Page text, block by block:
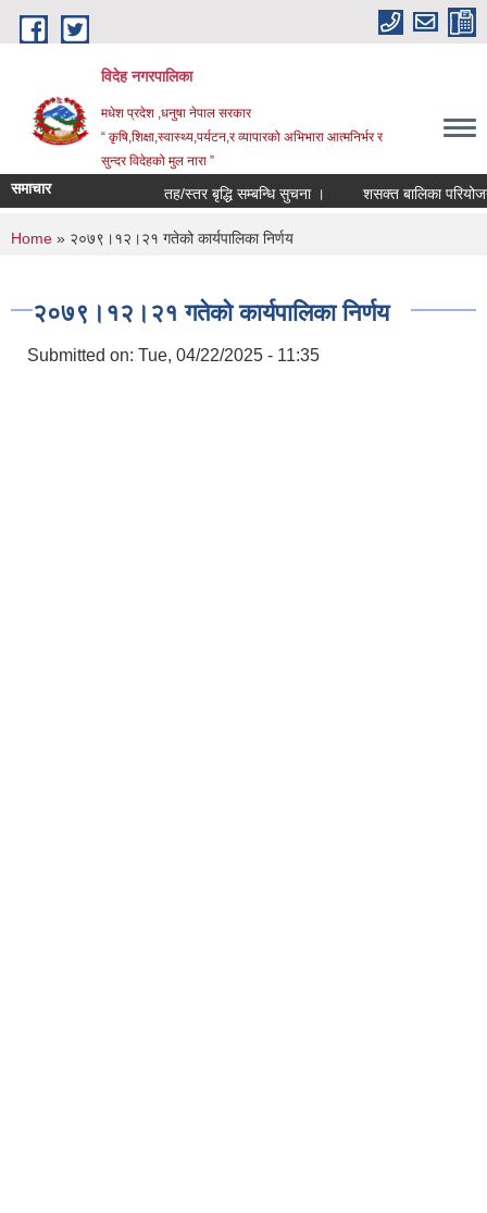
Skip to main content
विदेह नगरपालिका
मधेश प्रदेश ,धनुषा नेपाल सरकार
“ कृषि,शिक्षा,स्वास्थ्य,पर्यटन,र व्यापारको अभिभारा आत्मनिर्भर र
सुन्दर विदेहको मुल नारा ”
समाचार तह/स्तर बृद्धि सम्बन्धि सुचना । शसक्त बालिका
You are here
Home » २०७९।१२।२१ गतेको कार्यपालिका निर्णय
२०७९।१२।२१ गतेको कार्यपालिका निर्णय
Submitted on: Tue, 04/22/2025 - 11:35